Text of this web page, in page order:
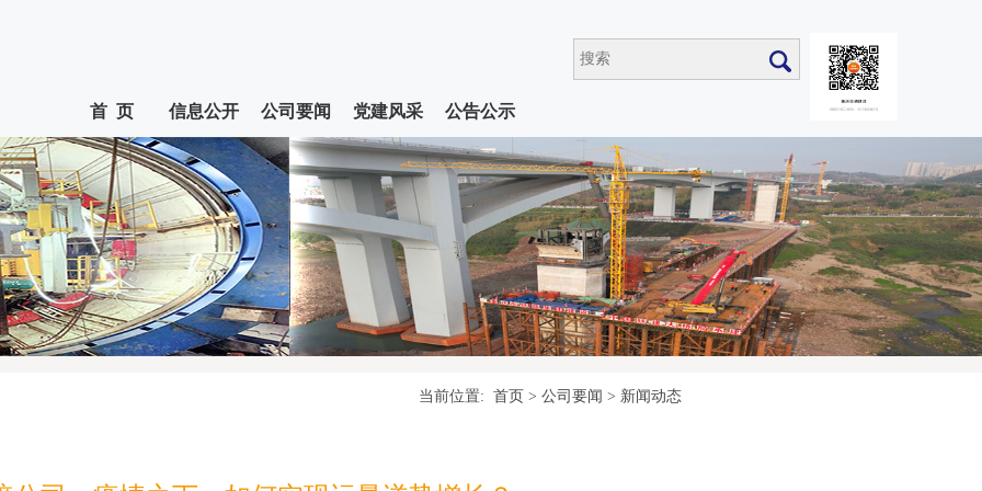
首 页 信息公开 公司要闻 党建风采 公告公示
当前位置: 首页 > 公司要闻 > 新闻动态